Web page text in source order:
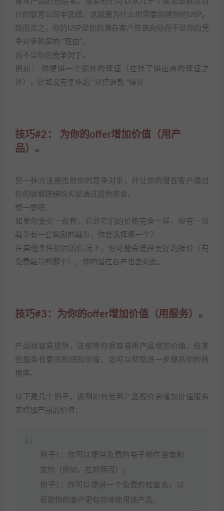
计的联营公司中选择。这就是为什么你需要创建你的USP。
简而言之，你的USP是你的潜在客户应该向你而不是你的竞
争对手购买的 “理由”。
而不是你的竞争对手。
例如： 你提供一个额外的保证（在除了供应商的保证之
外），比如说有条件的 “双倍退款 “保证
技巧#2： 为你的offer增加价值（用产
品）。
另一种方法是击败你的竞争对手，并让你的潜在客户通过
你的联盟链接购买是通过提供奖金。
想一想吧…
如果你要买一双鞋，看到它们的价格完全一样，但有一双
鞋带有一套奖励的鞋带，你会选择哪一个？
在其他条件相同的情况下，你可能会选择更好的报价（有
免费鞋带的那个）。你的潜在客户也会如此。
技巧#3：为你的offer增加价值（用服务）。
产品很容易提供，这使得你很容易用产品增加价值。但某
些服务有更高的感知价值，这可以帮助进一步提高你的转
换率。
以下是几个例子，说明如何使用产品报价来增加价值服务
来增加产品的价值：
例子1：你可以提供免费的电子邮件咨询和
支持（例如，在前两周）。
例子2：你可以提供一个免费的检查表，以
帮助你的客户更有效地使用该产品。